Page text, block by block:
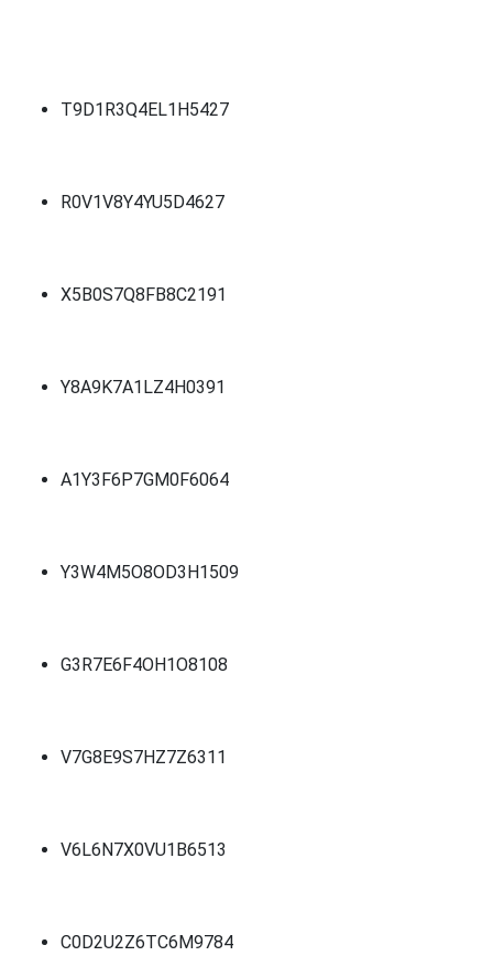
T9D1R3Q4EL1H5427
R0V1V8Y4YU5D4627
X5B0S7Q8FB8C2191
Y8A9K7A1LZ4H0391
A1Y3F6P7GM0F6064
Y3W4M5O8OD3H1509
G3R7E6F4OH1O8108
V7G8E9S7HZ7Z6311
V6L6N7X0VU1B6513
C0D2U2Z6TC6M9784